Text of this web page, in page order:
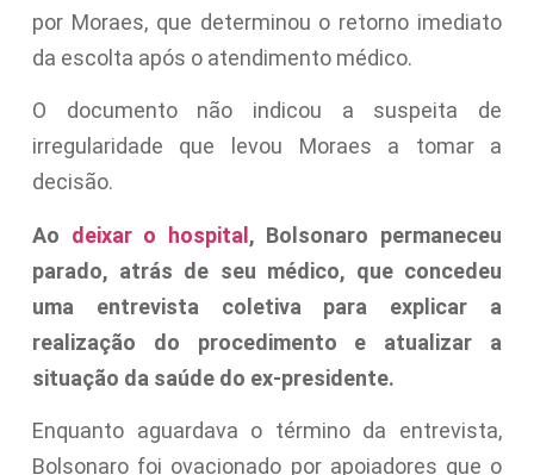
por Moraes, que determinou o retorno imediato
da escolta após o atendimento médico.
O documento não indicou a suspeita de
irregularidade que levou Moraes a tomar a
decisão.
Ao deixar o hospital, Bolsonaro permaneceu
parado, atrás de seu médico, que concedeu
uma entrevista coletiva para explicar a
realização do procedimento e atualizar a
situação da saúde do ex-presidente.
Enquanto aguardava o término da entrevista,
Bolsonaro foi ovacionado por apoiadores que o